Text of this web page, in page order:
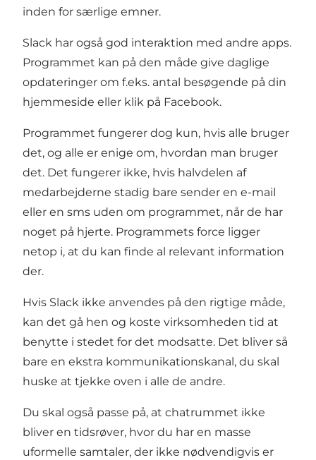
inden for særlige emner.
Slack har også god interaktion med andre apps.
Programmet kan på den måde give daglige
opdateringer om f.eks. antal besøgende på din
hjemmeside eller klik på Facebook.
Programmet fungerer dog kun, hvis alle bruger
det, og alle er enige om, hvordan man bruger
det. Det fungerer ikke, hvis halvdelen af
medarbejderne stadig bare sender en e-mail
eller en sms uden om programmet, når de har
noget på hjerte. Programmets force ligger
netop i, at du kan finde al relevant information
der.
Hvis Slack ikke anvendes på den rigtige måde,
kan det gå hen og koste virksomheden tid at
benytte i stedet for det modsatte. Det bliver så
bare en ekstra kommunikationskanal, du skal
huske at tjekke oven i alle de andre.
Du skal også passe på, at chatrummet ikke
bliver en tidsrøver, hvor du har en masse
uformelle samtaler, der ikke nødvendigvis er